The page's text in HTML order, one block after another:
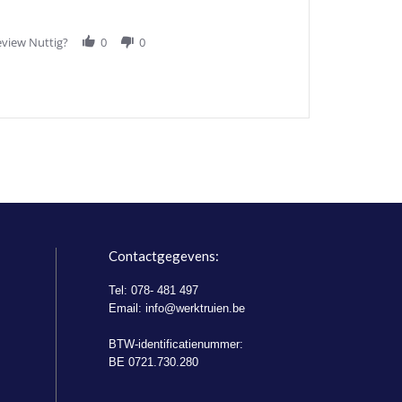
Nuttig? 0 0
Contactgegevens:
Tel: 078- 481 497
Email:info@werktruien.be
BTW-identificatienummer:
BE 0721.730.280